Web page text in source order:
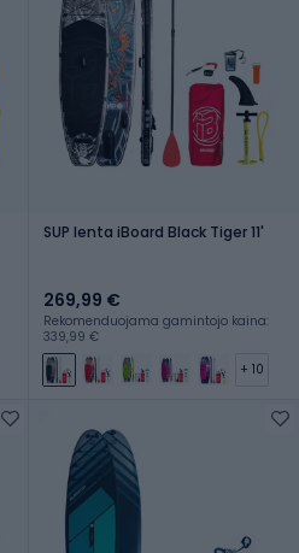
SUP lenta iBoard Black Tiger 11'
269,99 €
Rekomenduojama gamintojo kaina:
339,99 €
+ 10